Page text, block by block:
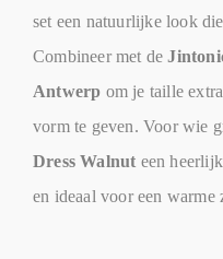
set een natuurlijke look
Combineer met de
Antwerp om je taille
vorm te geven. Voor wie
Dress Walnut een
en ideaal voor een warme